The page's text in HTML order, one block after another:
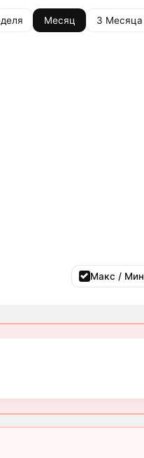
Месяц 3 Месяца
Макс / Мин